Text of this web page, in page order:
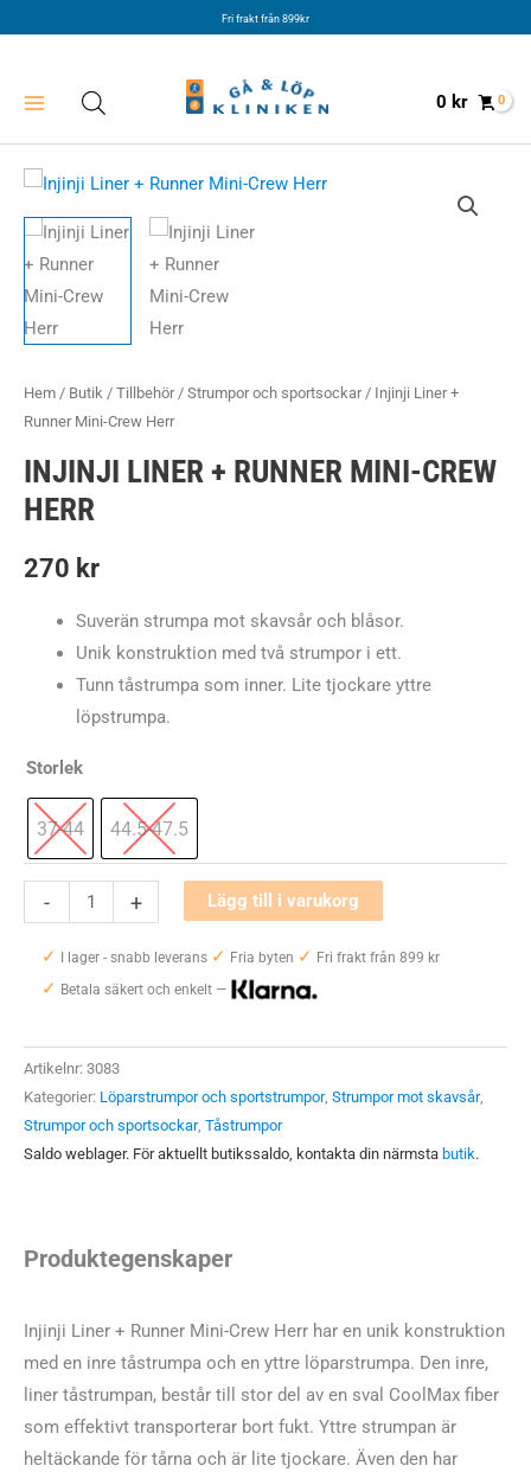
Fri frakt från 899kr
0 kr
Hem / Butik / Tillbehör/ Strumpor och sportsockar/ Injinji Liner +
Runner Mini-Crew Herr
INJINJI LINER + RUNNER MINI-CREW
HERR
270 kr
Suverän strumpa mot skavsår och blåsor.
Unik konstruktion med två strumpor i ett.
Tunn tåstrumpa som inner. Lite tjockare yttre
löpstrumpa.
Storlek
37-44 44.5-47.5
-
Liner
Runner
Herr
mängd
+ Lägg till i varukorg
✓ I lager - snabb leverans ✓ Fria byten ✓ Fri frakt från 899 kr
✓ Betala säkert och enkelt —
Artikelnr: 3083
Kategorier: Löparstrumpor och sportstrumpor, Strumpor mot skavsår,
Strumpor och sportsockar, Tåstrumpor
Saldo weblager. För aktuellt butikssaldo, kontakta din närmsta butik.
Produktegenskaper
Injinji Liner + Runner Mini-Crew Herr har en unik konstruktion
med en inre tåstrumpa och en yttre löparstrumpa. Den inre,
liner tåstrumpan, består till stor del av en sval CoolMax fiber
som effektivt transporterar bort fukt. Yttre strumpan är
heltäckande för tårna och är lite tjockare. Även den har